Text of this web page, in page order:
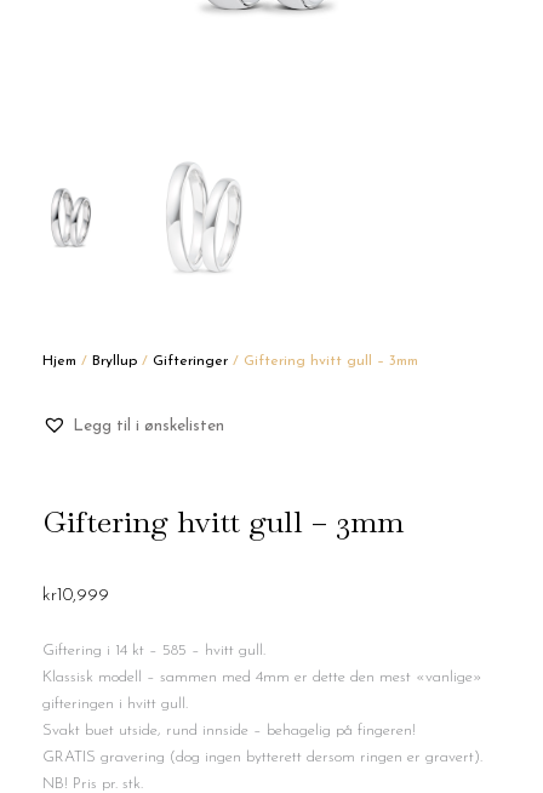
Hjem / Bryllup / Gifteringer / Giftering hvitt gull – 3mm
Legg til i ønskelisten
Giftering hvitt gull – 3mm
kr 10,999
Giftering i 14 kt – 585 – hvitt gull.
Klassisk modell – sammen med 4mm er dette den mest «vanlige»
gifteringen i hvitt gull.
Svakt buet utside, rund innside – behagelig på fingeren!
GRATIS gravering (dog ingen bytterett dersom ringen er gravert).
NB! Pris pr. stk.